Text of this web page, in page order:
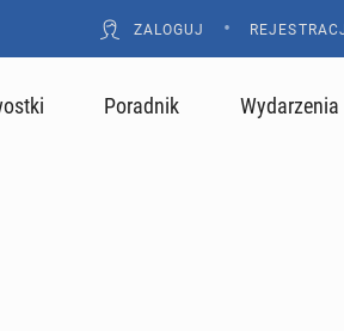
ZALOGUJ •
Poradnik Wydarzenia